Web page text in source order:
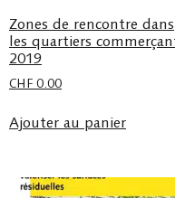
Zones de rencontre dans
les quartiers
2019
CHF 0.00
Ajouter au panier